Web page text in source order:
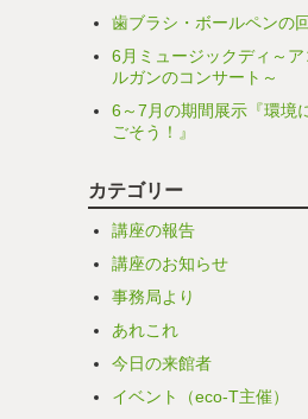
歯ブラシ・ボールペンの
6月ミュージックディ～
ルガンのコンサート～
6～7月の期間展示『環境
ごそう！』
カテゴリー
講座の報告
講座のお知らせ
事務局より
あれこれ
今日の来館者
イベント（eco-T主催）